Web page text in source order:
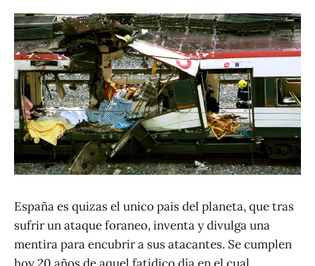
España es quizas el unico pais del planeta, que tras
sufrir un ataque foraneo, inventa y divulga una
mentira para encubrir a sus atacantes. Se cumplen
hoy 20 años de aquel fatidico día en el cual